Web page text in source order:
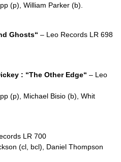
(p), William Parker (b).
Ghosts“ – Leo Records LR 698
: “The Other Edge“ – Leo
(p), Michael Bisio (b), Whit
LR 700
(cl, bcl), Daniel Thompson